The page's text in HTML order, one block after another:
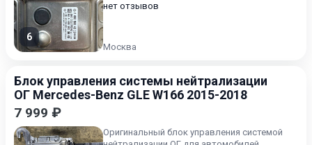
6
нет отзывов
Москва
Блок управления системы нейтрализации
ОГ Mercedes-Benz GLE W166 2015-2018
7 999 ₽
Оригинальный блок управления системой